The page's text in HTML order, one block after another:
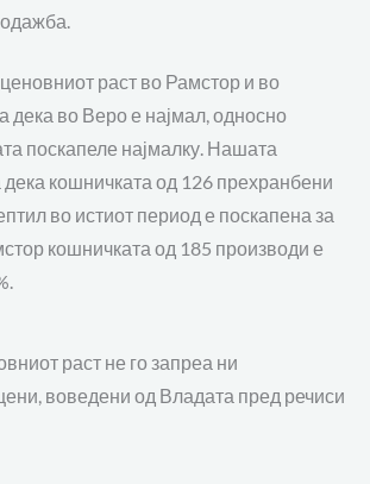
раст во Рамстор и во
дека во Веро е најмал, односно
поскапеле најмалку. Нашата
кошничката од 126 прехранбени
во истиот период е поскапена за
кошничката од 185 производи е
.
раст не го запреа ни
ени, воведени од Владата пред речиси